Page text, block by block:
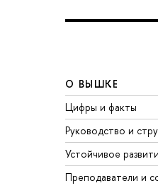
О ВЫШКЕ
Цифры и факты
Руководство и
Устойчивое
Преподаватели и